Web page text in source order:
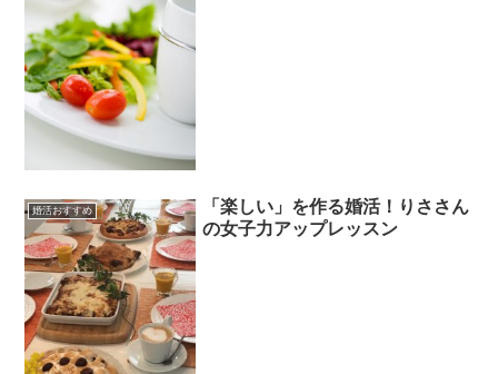
婚活おすすめ
「楽しい」を作る婚活！りささん
の女子力アップレッスン